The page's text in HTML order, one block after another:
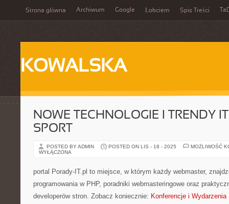
Strona główna Archiwum Google Łokciem Spis Treści
KOWALSKA
NOWE TECHNOLOGIE I TRENDY
SPORT
POSTED BY ADMIN POSTED ON LIS - 18 - 2025
MOŻLIWOŚĆ
WYŁĄCZONA
portal Porady-IT.pl to miejsce, w którym każdy webmaster,
programowania w PHP, poradniki webmasteringowe oraz
developerów stron. Zobacz koniecznie: Konferencje i Wydarzenia